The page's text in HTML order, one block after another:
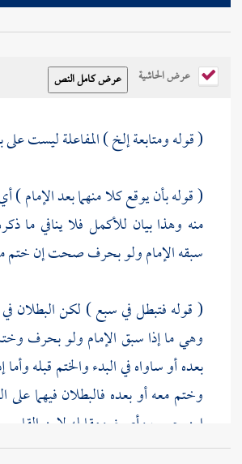
عرض الحاشية
( قوله ومتابعة إلخ ) المفاعلة ليست على
( قوله بأن يوقع كلا منهما بعد الإمام )
منه وهذا بيان للأكمل فلا ينافي ما
سبقه الإمام ولو بحرف صحت إن ختم
( قوله فتبطل في سبع ) لكن البطلان في
وهي ما إذا سبق الإمام ولو بحرف
بعده أو ساواه في البدء والختم قبله وأما
وختم معه أو بعده فالبطلان فيهما
ابن حبيبوأصبغ ومقابله لابن القاسم
وكذلك إذا سبقه الإمام في البدء